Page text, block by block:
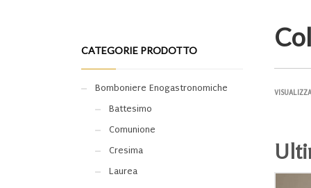
CATEGORIE PRODOTTO
Bomboniere Enogastronomiche
Battesimo
Comunione
Cresima
Laurea